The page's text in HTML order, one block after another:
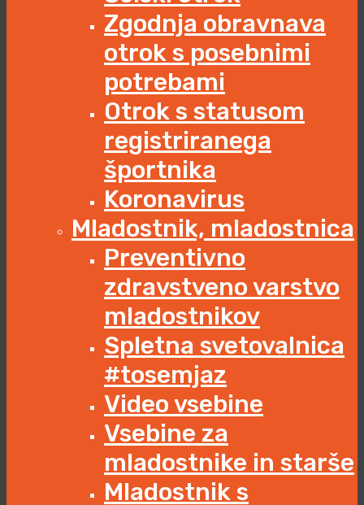
Zgodnja obravnava
otrok s posebnimi
potrebami
Otrok s statusom
registriranega
športnika
Koronavirus
Mladostnik, mladostnica
Preventivno
zdravstveno varstvo
mladostnikov
Spletna svetovalnica
#tosemjaz
Video vsebine
Vsebine za
mladostnike in starše
Mladostnik s